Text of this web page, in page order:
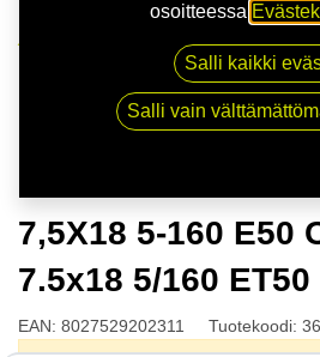
MSW 99 VAN M.BLK POL/LIP |
C65,10 60 7.5x18 5/160 ET50
7,5X18 5-160 E50
7.5x18 5/160 ET50
EAN: 8027529202311 Tuotekoodi:
osoitteessa
Salli kaikki
Salli vain